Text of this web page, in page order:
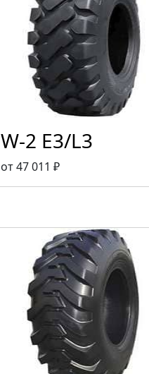
W-2 E3/L3
от 47 011 ₽